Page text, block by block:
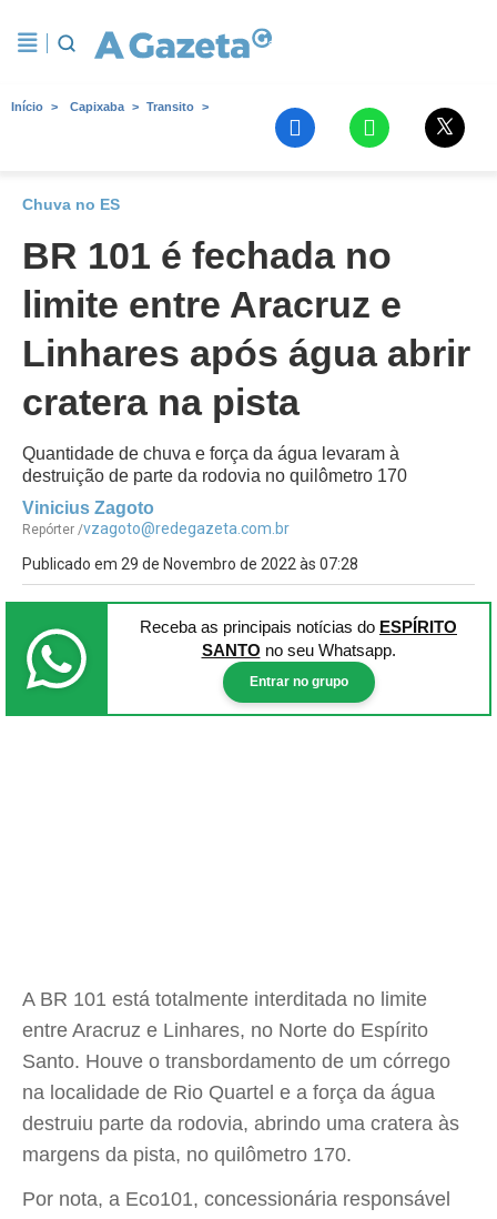
Início Capixaba Transito
Chuva no ES
BR 101 é fechada no
limite entre Aracruz e
Linhares após água abrir
cratera na pista
Quantidade de chuva e força da água levaram à
destruição de parte da rodovia no quilômetro 170
Vinicius Zagoto
Repórter /vzagoto@redegazeta.com.br
Publicado em 29 de Novembro de 2022 às 07:28
Receba as principais notícias do ESPÍRITO
SANTO no seu Whatsapp.
Entrar no grupo
A BR 101 está totalmente interditada no limite
entre Aracruz e Linhares, no Norte do Espírito
Santo. Houve o transbordamento de um córrego
na localidade de Rio Quartel e a força da água
destruiu parte da rodovia, abrindo uma cratera às
margens da pista, no quilômetro 170.
Por nota, a Eco101, concessionária responsável